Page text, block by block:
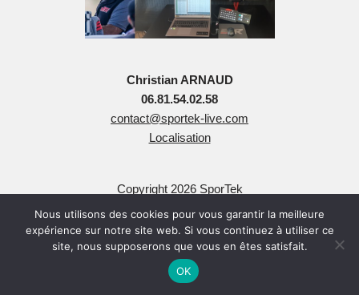
Christian ARNAUD
06.81.54.02.58
contact@sportek-live.com
Localisation
Copyright 2026 SporTek
Tous Droits Réservés
| Propulsé par
Nous utilisons des cookies pour vous garantir la meilleure
expérience sur notre site web. Si vous continuez à utiliser ce
site, nous supposerons que vous en êtes satisfait.
OK